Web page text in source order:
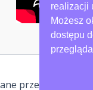
przez Motyw
realizacji
Możesz
dostępu